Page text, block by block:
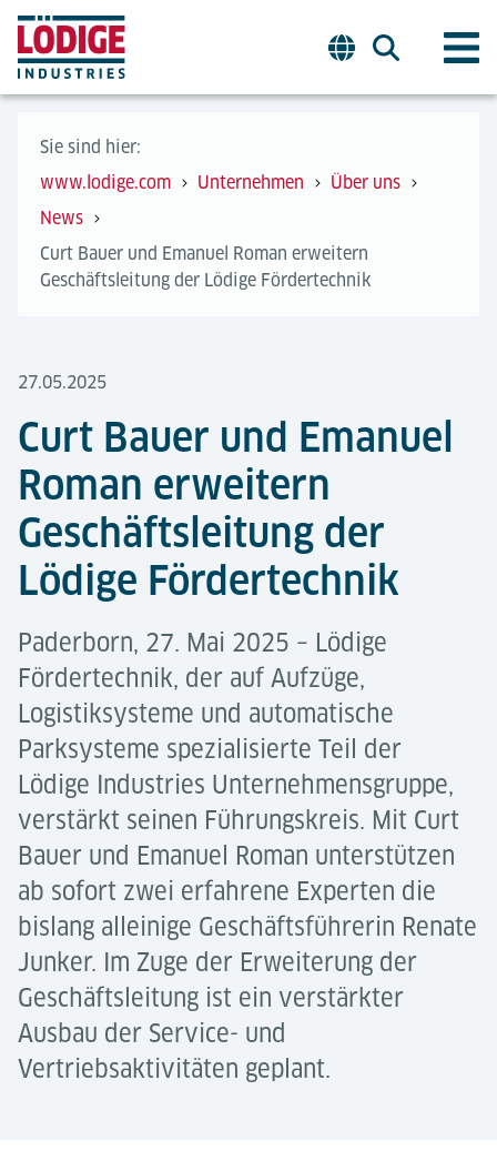
Sie sind hier:
www.lodige.com
Unternehmen
Über uns
News
Curt Bauer und Emanuel Roman erweitern
Geschäftsleitung der Lödige Fördertechnik
27.05.2025
Curt Bauer und Emanuel
Roman erweitern
Geschäftsleitung der
Lödige Fördertechnik
Paderborn, 27. Mai 2025 – Lödige
Fördertechnik, der auf Aufzüge,
Logistiksysteme und automatische
Parksysteme spezialisierte Teil der
Lödige Industries Unternehmensgruppe,
verstärkt seinen Führungskreis. Mit Curt
Bauer und Emanuel Roman unterstützen
ab sofort zwei erfahrene Experten die
bislang alleinige Geschäftsführerin Renate
Junker. Im Zuge der Erweiterung der
Geschäftsleitung ist ein verstärkter
Ausbau der Service- und
Vertriebsaktivitäten geplant.